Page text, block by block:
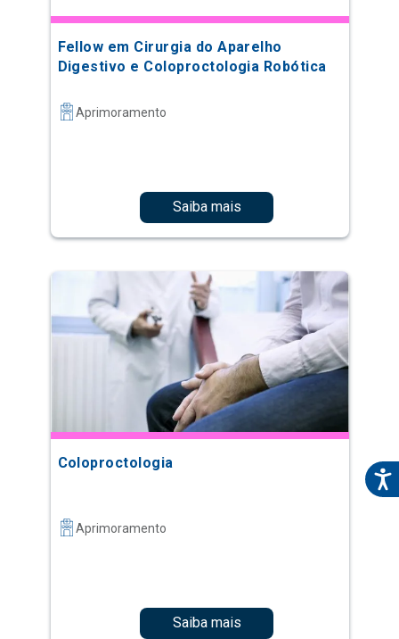
Fellow em Cirurgia do Aparelho
Digestivo e Coloproctologia Robótica
Aprimoramento
Saiba mais
Coloproctologia
Aprimoramento
Saiba mais